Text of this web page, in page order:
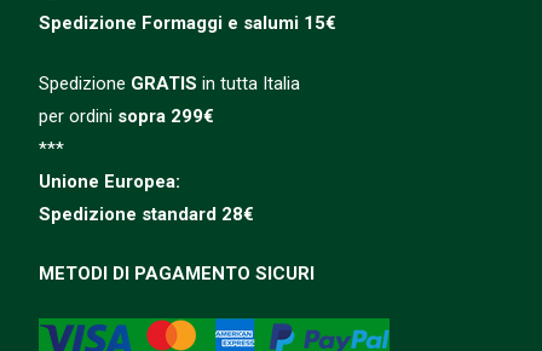
Spedizione Formaggi e salumi 15€
Spedizione GRATIS in tutta Italia
per ordini sopra 299€
***
Unione Europea:
Spedizione standard 28€
METODI DI PAGAMENTO SICURI